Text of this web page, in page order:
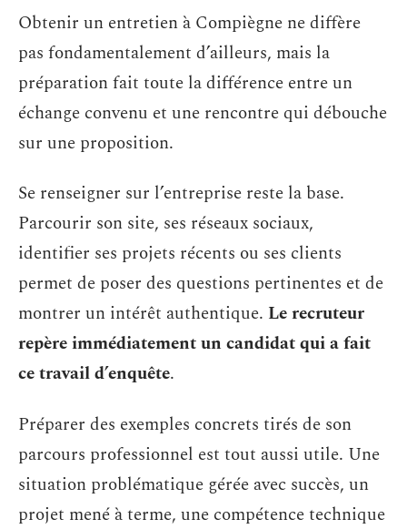
Obtenir un entretien à Compiègne ne diffère
pas fondamentalement d’ailleurs, mais la
préparation fait toute la différence entre un
échange convenu et une rencontre qui débouche
sur une proposition.
Se renseigner sur l’entreprise reste la base.
Parcourir son site, ses réseaux sociaux,
identifier ses projets récents ou ses clients
permet de poser des questions pertinentes et de
montrer un intérêt authentique. Le recruteur
repère immédiatement un candidat qui a fait
ce travail d’enquête.
Préparer des exemples concrets tirés de son
parcours professionnel est tout aussi utile. Une
situation problématique gérée avec succès, un
projet mené à terme, une compétence technique